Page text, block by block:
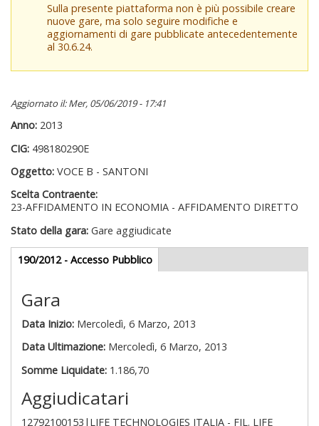
Sulla presente piattaforma non è più possibile creare
nuove gare, ma solo seguire modifiche e
aggiornamenti di gare pubblicate antecedentemente
al 30.6.24.
Aggiornato il: Mer, 05/06/2019 - 17:41
Anno: 2013
CIG: 498180290E
Oggetto: VOCE B - SANTONI
Scelta Contraente:
23-AFFIDAMENTO IN ECONOMIA - AFFIDAMENTO DIRETTO
Stato della gara: Gare aggiudicate
Gare appalti
190/2012 - Accesso Pubblico(scheda
attiva)
Gara
Data Inizio: Mercoledì, 6 Marzo, 2013
Data Ultimazione: Mercoledì, 6 Marzo, 2013
Somme Liquidate: 1.186,70
Aggiudicatari
12792100153|LIFE TECHNOLOGIES ITALIA - FIL. LIFE